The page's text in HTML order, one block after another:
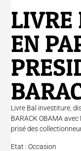
LIVRE
EN
Livre Bal investiture,
BARACK OBAMA
prisé des
Etat : Occasion